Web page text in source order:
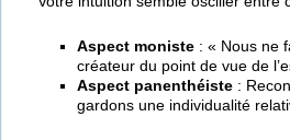
Aspect moniste: « Nous ne
créateur du point de vue de
Aspect panenthéiste:
gardons une individualité